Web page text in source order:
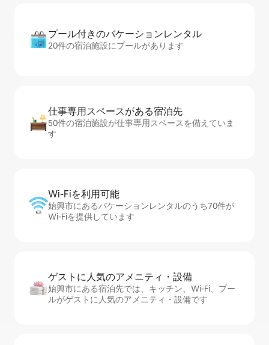
プール付きのバ⁠ケ⁠ー⁠シ⁠ョ⁠ンレ⁠ン⁠タ⁠ル
20件の宿泊施設にプールがあります
仕事専用ス⁠ペ⁠ー⁠スがあ⁠る宿⁠泊⁠先
50件の宿泊施設が仕事専用スペースを備えていま
す
Wi-Fiを利⁠用⁠可⁠能
始興市にあるバケーションレンタルのうち70件が
Wi-Fiを提供しています
ゲストに人⁠気⁠のア⁠メ⁠ニ⁠テ⁠ィ・設⁠備
始興市にある宿泊先では、キッチン、Wi-Fi、プー
ルがゲストに人気のアメニティ・設備です